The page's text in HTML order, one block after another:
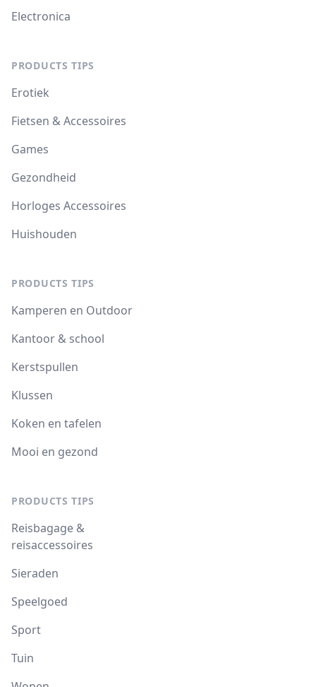
Electronica
PRODUCTS TIPS
Erotiek
Fietsen & Accessoires
Games
Gezondheid
Horloges Accessoires
Huishouden
PRODUCTS TIPS
Kamperen en Outdoor
Kantoor & school
Kerstspullen
Klussen
Koken en tafelen
Mooi en gezond
PRODUCTS TIPS
Reisbagage &
reisaccessoires
Sieraden
Speelgoed
Sport
Tuin